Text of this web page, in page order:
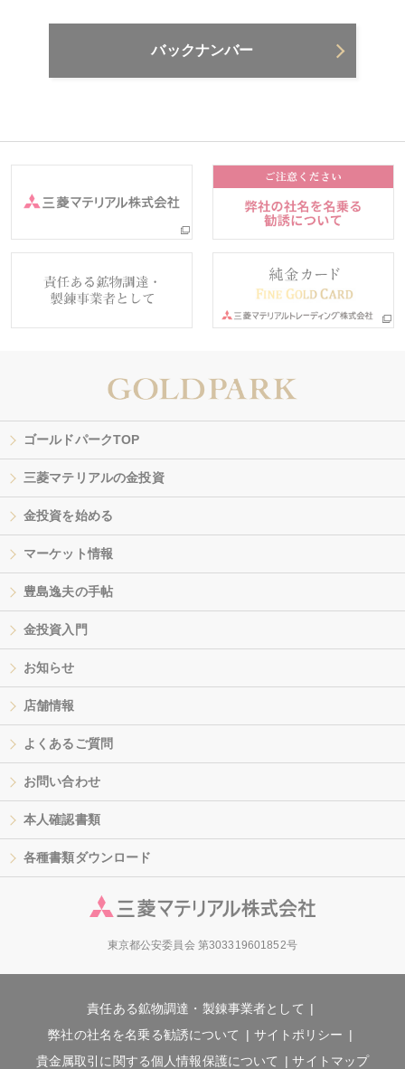
バックナンバー
ゴールドパークTOP
三菱マテリアルの金投資
金投資を始める
マーケット情報
豊島逸夫の手帖
金投資入門
お知らせ
店舗情報
よくあるご質問
お問い合わせ
本人確認書類
各種書類ダウンロード
東京都公安委員会 第303319601852号
責任ある鉱物調達・製錬事業者として
弊社の社名を名乗る勧誘について
サイトポリシー
貴金属取引に関する個人情報保護について
サイトマップ